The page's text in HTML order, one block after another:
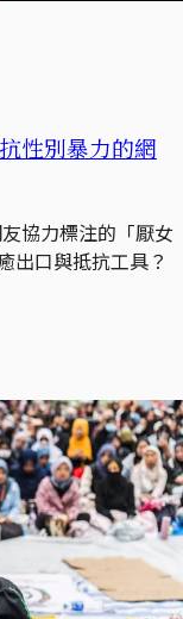
性別暴力的網
協力標注的「厭女
出口與抵抗工具？